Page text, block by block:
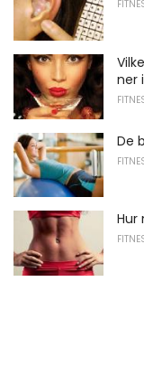
ner
De
Hur